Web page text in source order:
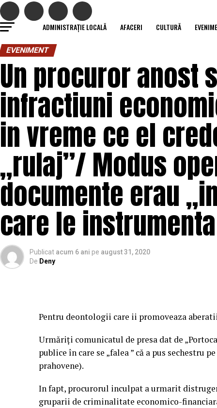
ADMINISTRAȚIE LOCALĂ AFACERI CULTURĂ
EVENIMENT
Un procuror anost
infractiuni
in vreme ce el
„rulaj”/ Modus
documente erau
care le
Publicat acum 6 ani pe august 31, 2020
De Deny
Pentru deontologii care ii promoveaza
Urmăriți comunicatul de presa dat de
publice în care se „falea ” că a pus sechestru
prahovene).
In fapt, procurorul inculpat a urmarit
gruparii de criminalitate economico-